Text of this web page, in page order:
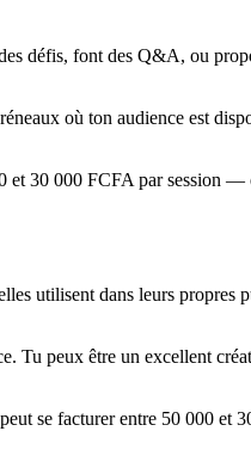
défis, font des Q&A, ou
où ton audience est
et 30 000 FCFA par session —
utilisent dans leurs propres
Tu peux être un excellent
se facturer entre 50 000 et